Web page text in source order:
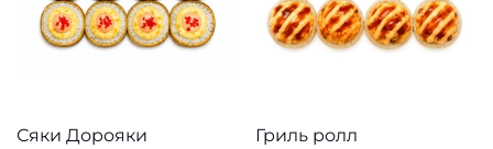
Сяки Дорояки Гриль ролл